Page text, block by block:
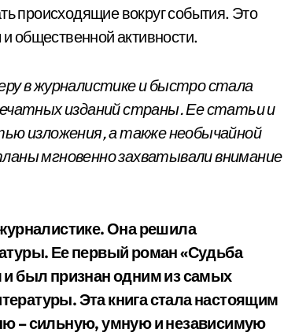
происходящие вокруг события. Это
общественной активности.
в журналистике и быстро стала
изданий страны. Ее статьи и
изложения, а также необычайной
мгновенно захватывали внимание
Она решила
Ее первый роман «Судьба
и был признан одним из самых
Эта книга стала настоящим
– сильную, умную и независимую